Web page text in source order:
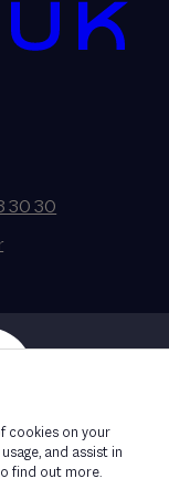
30 30
cookies on your
and assist in
find out more.